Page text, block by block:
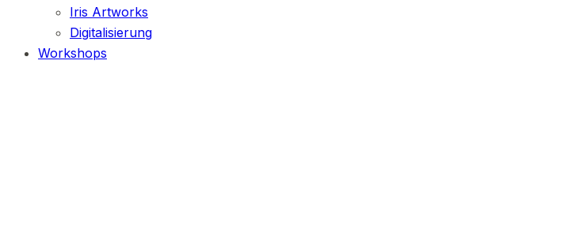
Iris Artworks
Digitalisierung
Workshops